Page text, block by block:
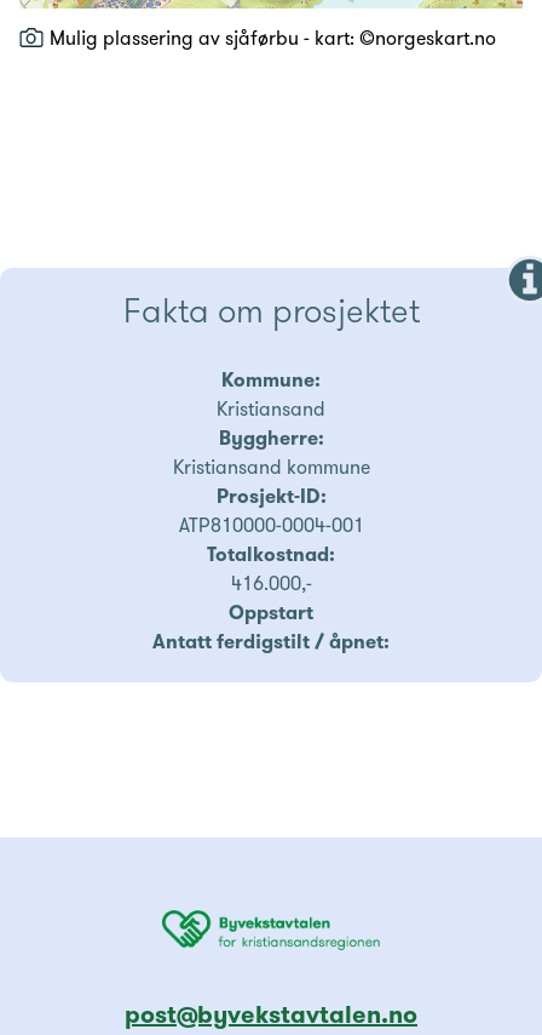
Mulig plassering av sjåførbu - kart: ©norgeskart.no
Fakta om prosjektet
Kommune:
Kristiansand
Byggherre:
Kristiansand kommune
Prosjekt-ID:
ATP810000-0004-001
Totalkostnad:
416.000,-
Oppstart
Antatt ferdigstilt / åpnet:
post@byvekstavtalen.no